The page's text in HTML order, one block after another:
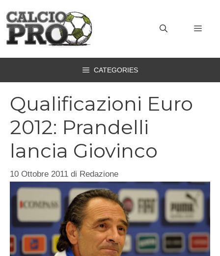
contenuto
CATEGORIES
Qualificazioni Euro
2012: Prandelli
lancia Giovinco
10 Ottobre 2011 di Redazione